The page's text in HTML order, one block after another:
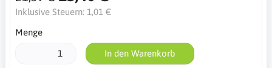
Inklusive Steuern: 1,01 €
Menge
In den Warenkorb